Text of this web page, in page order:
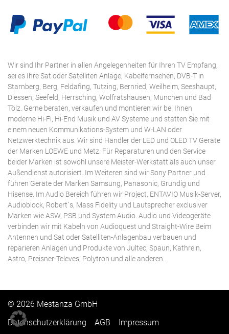
Wir sind Ihr Partner in allen Angelegenheiten für Ihren TV Empfang,
sei es Ihre Sat oder Satelliten Anlage, Kabelfernsehen, DVB-T in
Starnberg, Berg, Feldafing, Tutzing, Bernried, Weilheim, Seeshaupt,
Diessen, Seefeld, Herrsching, Wolfratshausen, München und Bad
Tölz. Gerne beraten, verkaufen und montieren wir bei Ihnen
moderne Hi-Fi, Hi-End Musik und AV Systeme und statten Sie mit
einem neuen Kommunikations-System und W-LAN oder
Netzwerktechnik aus. Wir sind Händler der LED und OLED TV Geräte
der Marken LOEWE und Metz. Für Reparaturen und den Service
beider Marken ist sowohl unsere Meister-Werkstatt als auch unser
Außendienst autorisiert. Im Weiteren sind wir Sony Partner und
führen Geräte der Marken Samsung, Panasonic, Grundig und
Hisense. Im Audio Bereich führen wir Project, ENTAVIO Musik-Server,
Audioblock, Robert´s, Mass Fidelity und Lautsprecher exclusiver
Marken wie ASW, PSB und System Audio. Audio und Videogeräte
verbinden wir mit Kabeln von Audioquest und Straight-Wire Beim
Antennen und Sat oder Satelliten-Anlagenbau verbauen und
reparieren Anlagen und Produkte von Jultec, Spaun, Kathrein,
Astro, Preisner-Televes, Polytron und alle anderen.
© 2026 Mestanza GmbH
Datenschutzerklärung
AGB Impressum